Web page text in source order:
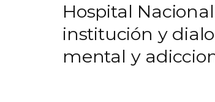
Hospital
institución y
mental y